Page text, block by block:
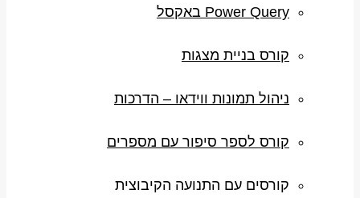
Power Query באקסל
קורס בניית מצגות
ניהול תמונות ווידאו – הדרכות
קורס לספר סיפור עם מספרים
קורסים עם התנועה הקיבוצית